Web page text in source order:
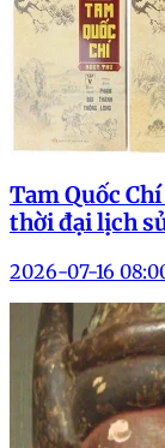
Tam Quốc
thời đại lịch
2026-07-16